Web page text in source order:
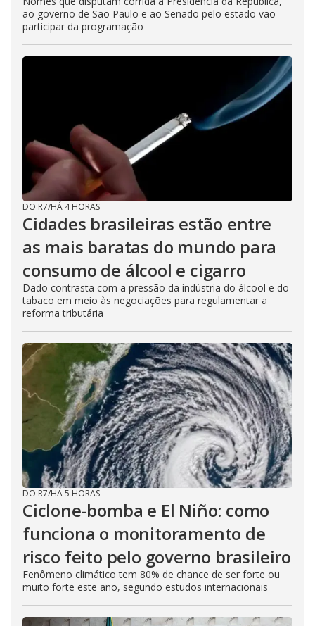
ao governo de São Paulo e ao Senado pelo estado vão
participar da programação
DO R7/HÁ 4 HORAS
Cidades brasileiras estão entre
as mais baratas do mundo para
consumo de álcool e cigarro
Dado contrasta com a pressão da indústria do álcool e do
tabaco em meio às negociações para regulamentar a
reforma tributária
DO R7/HÁ 5 HORAS
Ciclone-bomba e El Niño: como
funciona o monitoramento de
risco feito pelo governo brasileiro
Fenômeno climático tem 80% de chance de ser forte ou
muito forte este ano, segundo estudos internacionais